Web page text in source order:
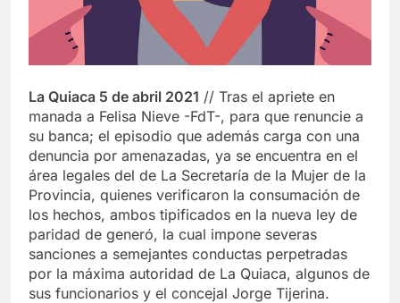
La Quiaca 5 de abril 2021 // Tras el apriete en
manada a Felisa Nieve -FdT-, para que renuncie a
su banca; el episodio que además carga con una
denuncia por amenazadas, ya se encuentra en el
área legales del de La Secretaría de la Mujer de la
Provincia, quienes verificaron la consumación de
los hechos, ambos tipificados en la nueva ley de
paridad de generó, la cual impone severas
sanciones a semejantes conductas perpetradas
por la máxima autoridad de La Quiaca, algunos de
sus funcionarios y el concejal Jorge Tijerina.